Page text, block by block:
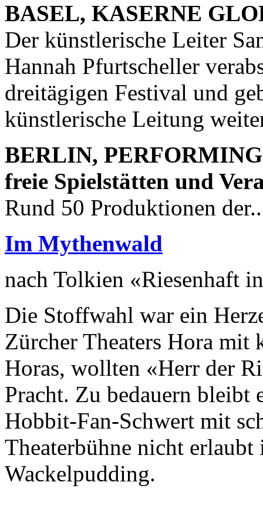
BASEL, KASERNE
Der künstlerische Leiter
Hannah Pfurtscheller
dreitägigen Festival und
künstlerische Leitung
BERLIN,
freie Spielstätten und
Rund 50 Produktionen
Im Mythenwald
nach Tolkien «Riesenhaft
Die Stoffwahl war ein
Zürcher Theaters Hora
Horas, wollten «Herr der
Pracht. Zu bedauern bleibt
Hobbit-Fan-Schwert mit
Theaterbühne nicht
Wackelpudding.